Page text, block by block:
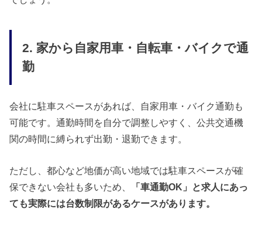
2. 家から自家用車・自転車・バイクで通
勤
会社に駐車スペースがあれば、自家用車・バイク通勤も
可能です。通勤時間を自分で調整しやすく、公共交通機
関の時間に縛られず出勤・退勤できます。
ただし、都心など地価が高い地域では駐車スペースが確
保できない会社も多いため、
「車通勤OK」と求人にあっ
ても実際には台数制限があるケースがあります。